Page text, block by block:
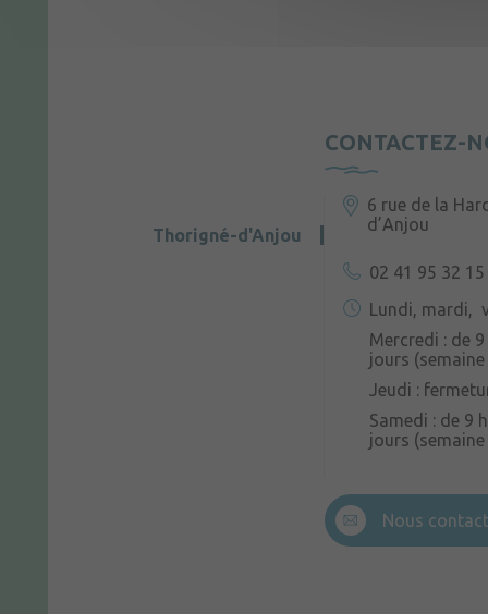
CONTACTEZ-
Thorigné-d'Anjou
6 rue de la
d’Anjou
02 41 95 32 15
Lundi, mardi,
Mercredi : de
jours (semaine
Jeudi :
Samedi : de 9
jours
Nous